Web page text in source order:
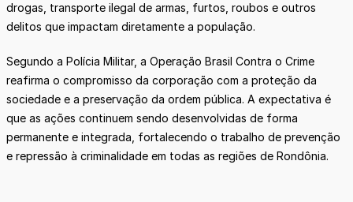
drogas, transporte ilegal de armas, furtos, roubos e outros
delitos que impactam diretamente a população.
Segundo a Polícia Militar, a Operação Brasil Contra o Crime
reafirma o compromisso da corporação com a proteção da
sociedade e a preservação da ordem pública. A expectativa é
que as ações continuem sendo desenvolvidas de forma
permanente e integrada, fortalecendo o trabalho de prevenção
e repressão à criminalidade em todas as regiões de Rondônia.